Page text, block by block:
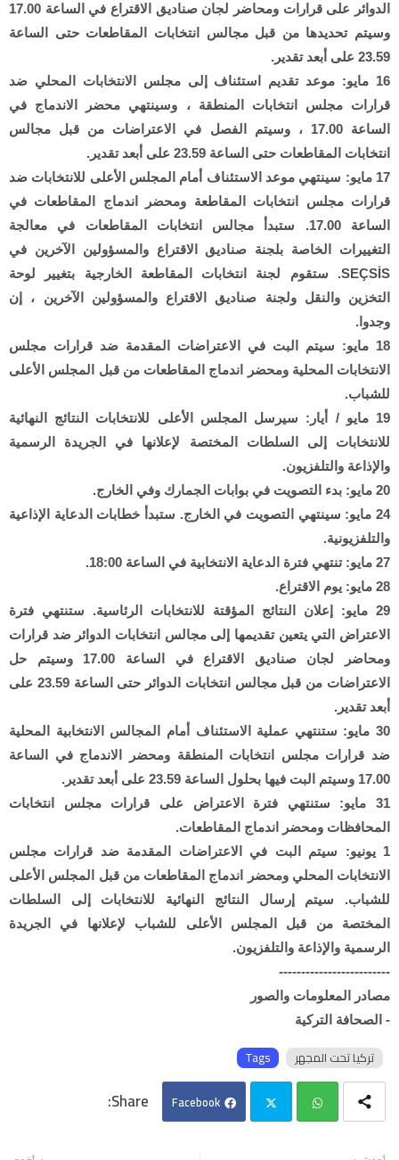
الدوائر على قرارات ومحاضر لجان صناديق الاقتراع في الساعة 17.00
وسيتم تحديدها من قبل مجالس انتخابات المقاطعات حتى الساعة
23.59 على أبعد تقدير.
16 مايو: موعد تقديم استئناف إلى مجلس الانتخابات المحلي ضد
قرارات مجلس انتخابات المنطقة ، وسينتهي محضر الاندماج في
الساعة 17.00 ، وسيتم الفصل في الاعتراضات من قبل مجالس
انتخابات المقاطعات حتى الساعة 23.59 على أبعد تقدير.
17 مايو: سينتهي موعد الاستئناف أمام المجلس الأعلى للانتخابات ضد
قرارات مجلس انتخابات المقاطعة ومحضر اندماج المقاطعات في
الساعة 17.00. ستبدأ مجالس انتخابات المقاطعات في معالجة
التغييرات الخاصة بلجنة صناديق الاقتراع والمسؤولين الآخرين في
SEÇSİS. ستقوم لجنة انتخابات المقاطعة الخارجية بتغيير لوحة
التخزين والنقل ولجنة صناديق الاقتراع والمسؤولين الآخرين ، إن
وجدوا.
18 مايو: سيتم البت في الاعتراضات المقدمة ضد قرارات مجلس
الانتخابات المحلية ومحضر اندماج المقاطعات من قبل المجلس الأعلى
للشباب.
19 مايو / أيار: سيرسل المجلس الأعلى للانتخابات النتائج النهائية
للانتخابات إلى السلطات المختصة لإعلانها في الجريدة الرسمية
والإذاعة والتلفزيون.
20 مايو: بدء التصويت في بوابات الجمارك وفي الخارج.
24 مايو: سينتهي التصويت في الخارج. ستبدأ خطابات الدعاية الإذاعية
والتلفزيونية.
27 مايو: تنتهي فترة الدعاية الانتخابية في الساعة 18:00.
28 مايو: يوم الاقتراع.
29 مايو: إعلان النتائج المؤقتة للانتخابات الرئاسية. ستنتهي فترة
الاعتراض التي يتعين تقديمها إلى مجالس انتخابات الدوائر ضد قرارات
ومحاضر لجان صناديق الاقتراع في الساعة 17.00 وسيتم حل
الاعتراضات من قبل مجالس انتخابات الدوائر حتى الساعة 23.59 على
أبعد تقدير.
30 مايو: ستنتهي عملية الاستئناف أمام المجالس الانتخابية المحلية
ضد قرارات مجلس انتخابات المنطقة ومحضر الاندماج في الساعة
17.00 وسيتم البت فيها بحلول الساعة 23.59 على أبعد تقدير.
31 مايو: ستنتهي فترة الاعتراض على قرارات مجلس انتخابات
المحافظات ومحضر اندماج المقاطعات.
1 يونيو: سيتم البت في الاعتراضات المقدمة ضد قرارات مجلس
الانتخابات المحلي ومحضر اندماج المقاطعات من قبل المجلس الأعلى
للشباب. سيتم إرسال النتائج النهائية للانتخابات إلى السلطات
المختصة من قبل المجلس الأعلى للشباب لإعلانها في الجريدة
الرسمية والإذاعة والتلفزيون.
-------------------------
مصادر المعلومات والصور
- الصحافة التركية
Tags تركيا تحت المجهر
Facebook